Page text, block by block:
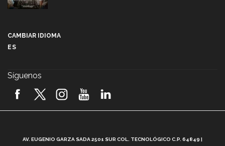
2026! (video)
CAMBIAR IDIOMA
ES
Síguenos
AV. EUGENIO GARZA SADA 2501 SUR COL. TECNOLÓGICO C.P. 64849 |